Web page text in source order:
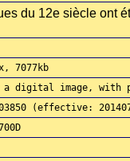
du 12e siècle ont
7077kb
digital image, with
(effective: